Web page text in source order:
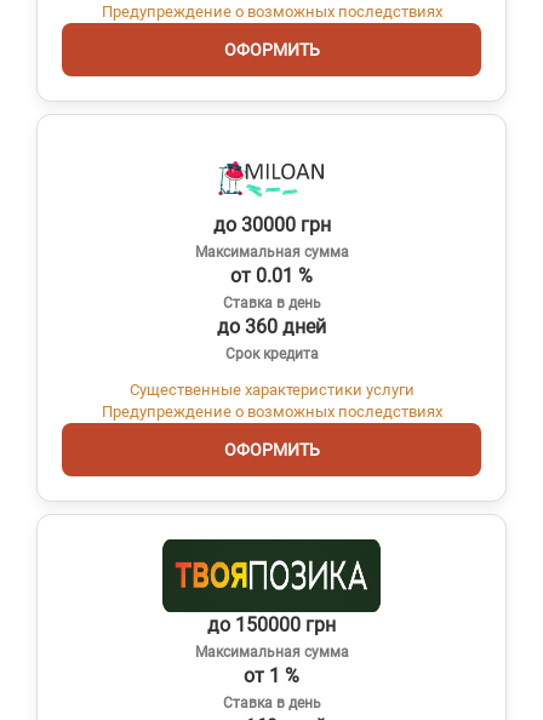
Предупреждение о возможных последствиях
ОФОРМИТЬ
до 30000 грн
Максимальная сумма
от 0.01 %
Ставка в день
до 360 дней
Срок кредита
Существенные характеристики услуги
Предупреждение о возможных последствиях
ОФОРМИТЬ
до 150000 грн
Максимальная сумма
от 1 %
Ставка в день